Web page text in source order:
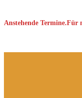
Anstehende